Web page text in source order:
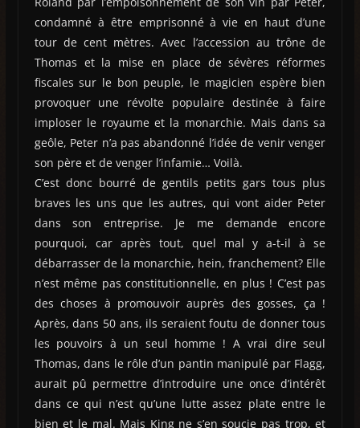
condamné à être emprisonné à vie en haut d’une
tour de cent mètres. Avec l’accession au trône de
Thomas et la mise en place de sévères réformes
fiscales sur le bon peuple, le magicien espère bien
provoquer une révolte populaire destinée à faire
imploser le royaume et la monarchie. Mais dans sa
geôle, Peter n’a pas abandonné l’idée de venir venger
son père et de venger l’infamie… Voilà.
C’est donc bourré de gentils petits gars tous plus
braves les uns que les autres, qui vont aider Peter
dans son entreprise. Je me demande encore
pourquoi, car après tout, quel mal y a-t-il à se
débarrasser de la monarchie, hein, franchement? Elle
n’est même pas constitutionnelle, en plus ! C’est pas
des choses à promouvoir auprès des gosses, ça !
Après, dans 50 ans, ils seraient foutu de donner tous
les pouvoirs à un seul homme ! A vrai dire seul
Thomas, dans le rôle d’un pantin manipulé par Flagg,
aurait pû permettre d’introduire une once d’intérêt
dans ce qui n’est qu’une lutte assez plate entre le
bien et le mal. Mais King ne s’en soucie pas trop, et